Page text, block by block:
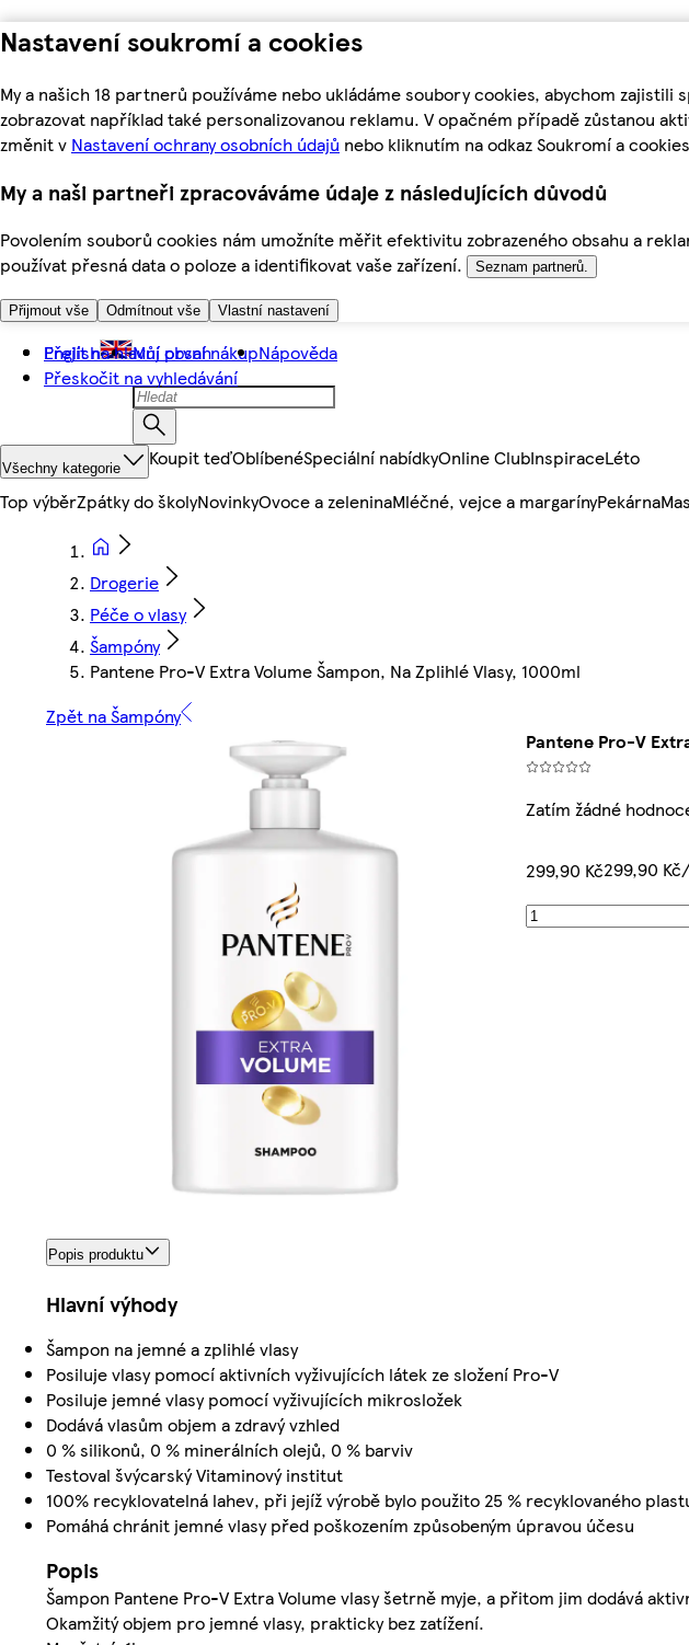
Nastavení soukromí a cookies
My a našich 18 partnerů používáme nebo ukládáme soubory cookies, abychom
zobrazovat například také personalizovanou reklamu. V opačném případě zůstanou
změnit v Nastavení ochrany osobních údajů nebo kliknutím na odkaz Soukromí a
My a naši partneři zpracováváme údaje z následujících důvodů
Povolením souborů cookies nám umožníte měřit efektivitu zobrazeného obsahu a
používat přesná data o poloze a identifikovat vaše zařízení.
Seznam partnerů.
Přijmout vše Odmítnout vše Vlastní nastavení
Přejít na hlavní obsah
Přeskočit na vyhledávání
English Můj první nákupNápověda
Všechny kategorie Koupit teďOblíbenéSpeciální nabídkyOnline ClubInspiraceLéto
Top výběrZpátky do školyNovinkyOvoce a zeleninaMléčné, vejce a margarínyPekárna
Drogerie
Péče o vlasy
Šampóny
Pantene Pro-V Extra Volume Šampon, Na Zplihlé Vlasy, 1000ml
Zpět na Šampóny
Pantene Pro-V
Zatím žádné
299,90 Kč299,90
Popis produktu
Hlavní výhody
Šampon na jemné a zplihlé vlasy
Posiluje vlasy pomocí aktivních vyživujících látek ze složení Pro-V
Posiluje jemné vlasy pomocí vyživujících mikrosložek
Dodává vlasům objem a zdravý vzhled
0 % silikonů, 0 % minerálních olejů, 0 % barviv
Testoval švýcarský Vitaminový institut
100% recyklovatelná lahev, při jejíž výrobě bylo použito 25 % recyklovaného
Pomáhá chránit jemné vlasy před poškozením způsobeným úpravou účesu
Popis
Šampon Pantene Pro-V Extra Volume vlasy šetrně myje, a přitom jim dodává
Okamžitý objem pro jemné vlasy, prakticky bez zatížení.